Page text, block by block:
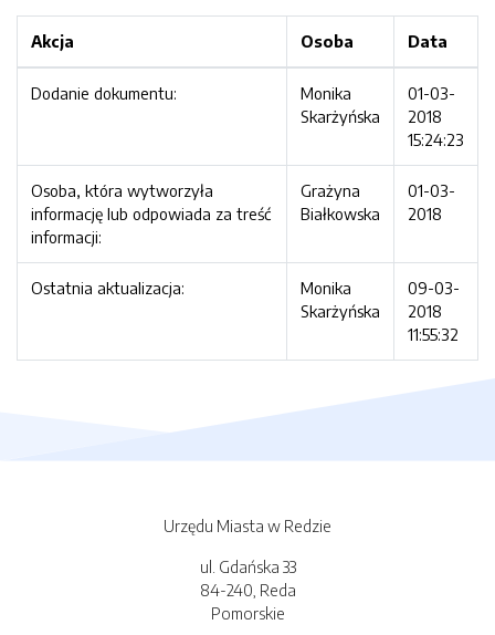
Akcja Osoba Data
Dodanie dokumentu:
Monika
Skarżyńska
01-03-
2018
15:24:23
Osoba, która wytworzyła
informację lub odpowiada za treść
informacji:
Grażyna
Białkowska
01-03-
2018
Ostatnia aktualizacja:
Monika
Skarżyńska
09-03-
2018
11:55:32
Urzędu Miasta w Redzie
ul. Gdańska 33
84-240, Reda
Pomorskie